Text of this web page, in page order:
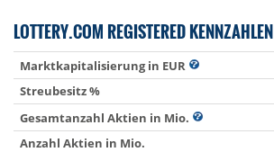
LOTTERY.COM REGISTERED KENNZAHLEN
Marktkapitalisierung in EUR
Streubesitz %
Gesamtanzahl Aktien in Mio.
Anzahl Aktien in Mio.